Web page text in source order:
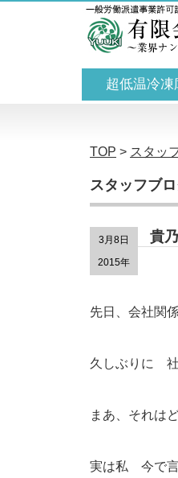
超低温冷凍
TOP > スタッ
スタッフブ
3月8日
2015年
貴
先日、会社関
久しぶりに 社
まあ、それは
実は私 今で言